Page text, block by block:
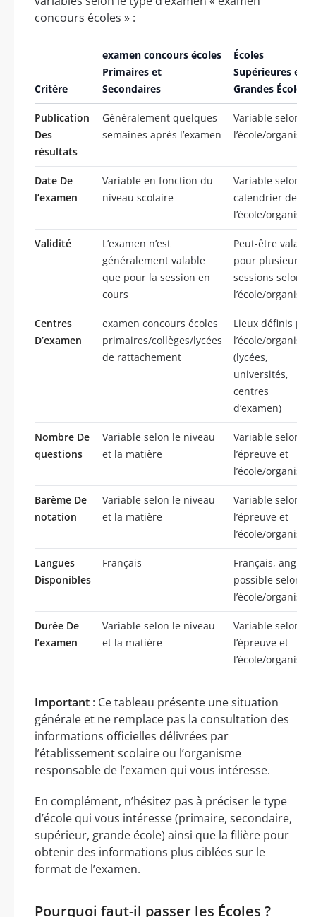
concours écoles » :
Critère
examen concours écoles
Primaires et
Secondaires
Écoles
Supérieures et
Grandes Écoles
Publication
Des
résultats
Généralement quelques
semaines après l’examen
Variable selon
l’école/organisme
Date De
l’examen
Variable en fonction du
niveau scolaire
Variable selon le
calendrier de
l’école/organisme
Validité
L’examen n’est
généralement valable
que pour la session en
cours
Peut-être valable
pour plusieurs
sessions selon
l’école/organisme
Centres
D’examen
examen concours écoles
primaires/collèges/lycées
de rattachement
Lieux définis par
l’école/organisme
(lycées,
universités,
centres
d’examen)
Nombre De
questions
Variable selon le niveau
et la matière
Variable selon
l’épreuve et
l’école/organisme
Barème De
notation
Variable selon le niveau
et la matière
Variable selon
l’épreuve et
l’école/organisme
Langues
Disponibles
Français
Français, anglais
possible selon
l’école/organisme
Durée De
l’examen
Variable selon le niveau
et la matière
Variable selon
l’épreuve et
l’école/organisme
Important : Ce tableau présente une situation
générale et ne remplace pas la consultation des
informations officielles délivrées par
l’établissement scolaire ou l’organisme
responsable de l’examen qui vous intéresse.
En complément, n’hésitez pas à préciser le type
d’école qui vous intéresse (primaire, secondaire,
supérieur, grande école) ainsi que la filière pour
obtenir des informations plus ciblées sur le
format de l’examen.
Pourquoi faut-il passer les Écoles ?